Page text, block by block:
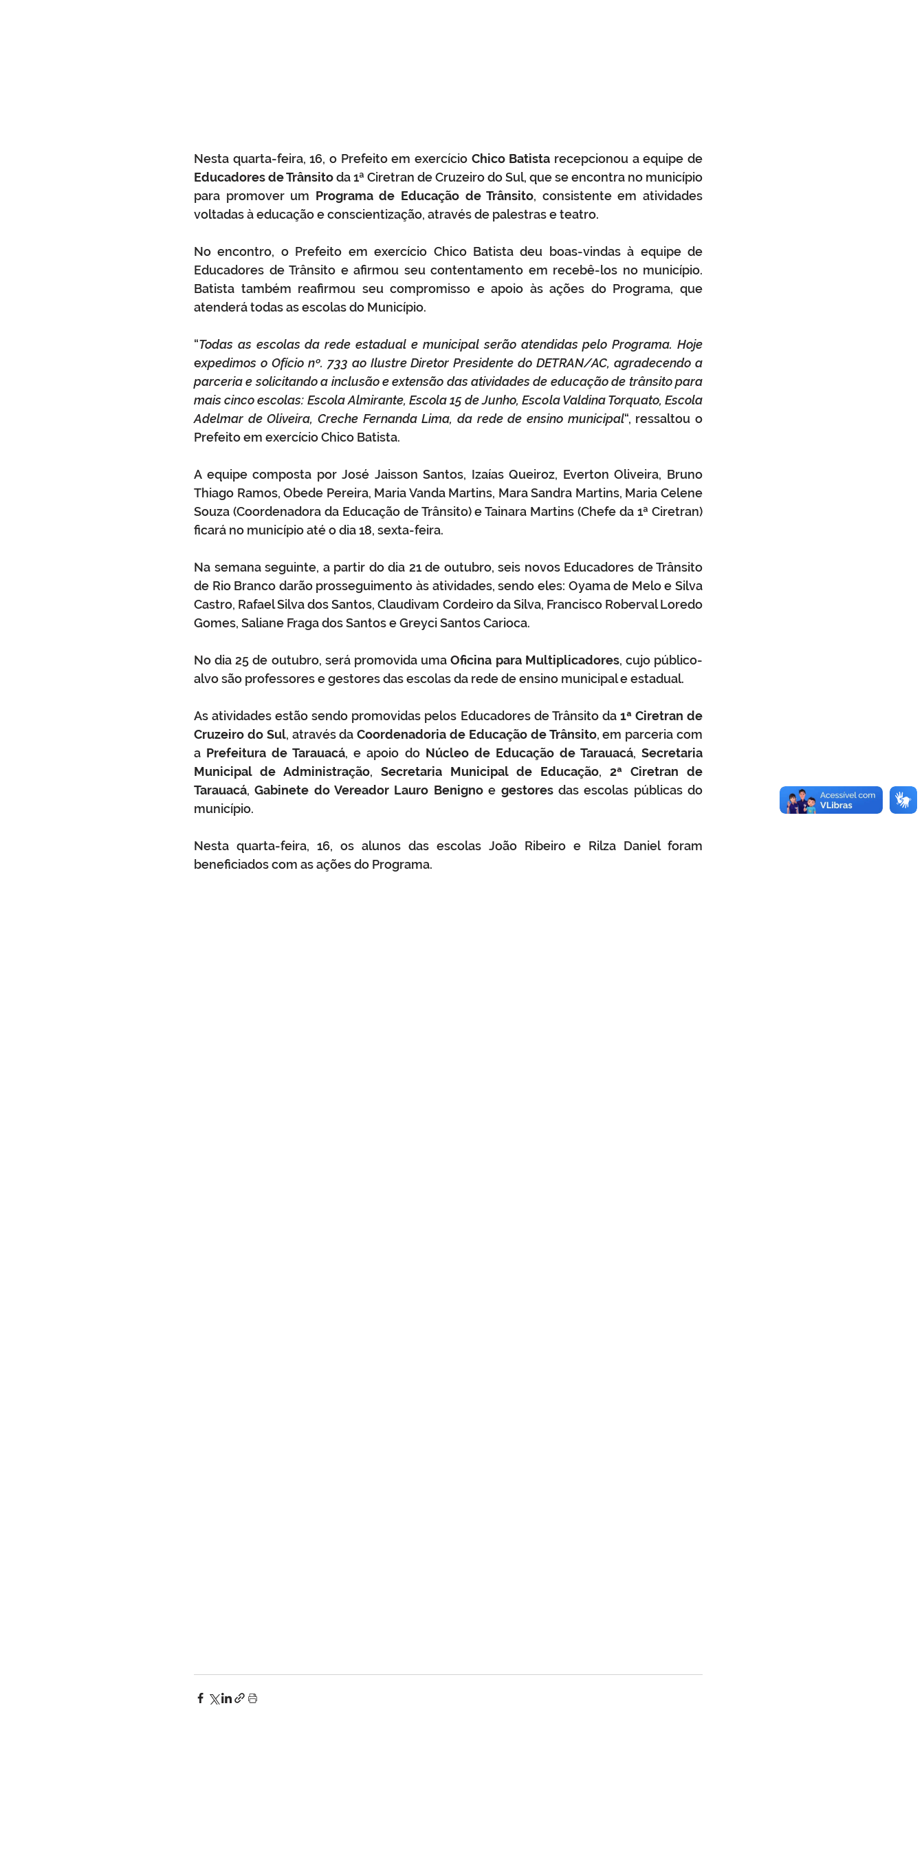
Nesta quarta-feira, 16, o Prefeito em exercício Chico Batista
Educadores de Trânsito da 1ª Ciretran de Cruzeiro do Sul, que se encontra no município
para promover um Programa de Educação de Trânsito, consistente em atividades
voltadas à educação e conscientização, através de palestras e teatro.
No encontro, o Prefeito em exercício Chico Batista deu boas-vindas à equipe de
Educadores de Trânsito e afirmou seu contentamento em recebê-los no município.
Batista também reafirmou seu compromisso e apoio às ações do Programa, que
atenderá todas as escolas do Município.
“Todas as escolas da rede estadual e municipal serão atendidas pelo Programa. Hoje
expedimos o Ofício nº. 733 ao Ilustre Diretor Presidente do DETRAN/AC, agradecendo a
parceria e solicitando a inclusão e extensão das atividades de educação de trânsito para
mais cinco escolas: Escola Almirante, Escola 15 de Junho, Escola Valdina Torquato, Escola
Adelmar de Oliveira, Creche Fernanda Lima, da rede de ensino municipal“, ressaltou o
Prefeito em exercício Chico Batista.
A equipe composta por José Jaisson Santos, Izaías Queiroz, Everton Oliveira, Bruno
Thiago Ramos, Obede Pereira, Maria Vanda Martins, Mara Sandra Martins, Maria Celene
Souza (Coordenadora da Educação de Trânsito) e Tainara Martins (Chefe da 1ª Ciretran)
ficará no município até o dia 18, sexta-feira.
Na semana seguinte, a partir do dia 21 de outubro, seis novos Educadores de Trânsito
de Rio Branco darão prosseguimento às atividades, sendo eles: Oyama de Melo e Silva
Castro, Rafael Silva dos Santos, Claudivam Cordeiro da Silva, Francisco Roberval Loredo
Gomes, Saliane Fraga dos Santos e Greyci Santos Carioca.
No dia 25 de outubro, será promovida uma Oficina para Multiplicadores, cujo público-
alvo são professores e gestores das escolas da rede de ensino municipal e estadual.
As atividades estão sendo promovidas pelos Educadores de Trânsito da 1ª Ciretran de
Cruzeiro do Sul, através da Coordenadoria de Educação de Trânsito, em parceria com
a Prefeitura de Tarauacá, e apoio do Núcleo de Educação de Tarauacá, Secretaria
Municipal de Administração, Secretaria Municipal de Educação, 2ª Ciretran de
Tarauacá, Gabinete do Vereador Lauro Benigno e gestores das escolas públicas do
município.
Nesta quarta-feira, 16, os alunos das escolas João Ribeiro e Rilza Daniel foram
beneficiados com as ações do Programa.